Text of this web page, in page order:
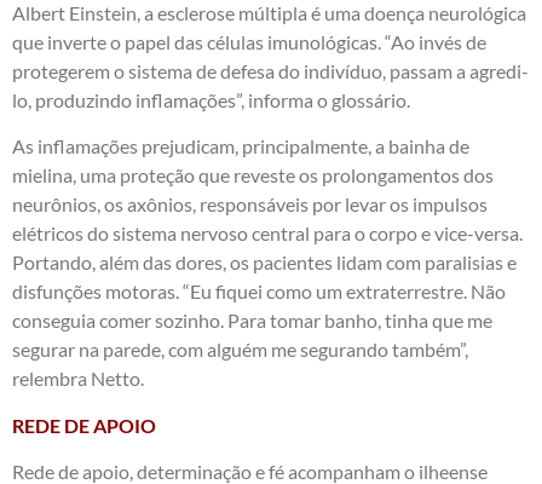
Albert Einstein, a esclerose múltipla é uma doença neurológica
que inverte o papel das células imunológicas. “Ao invés de
protegerem o sistema de defesa do indivíduo, passam a agredi-
lo, produzindo inflamações”, informa o glossário.
As inflamações prejudicam, principalmente, a bainha de
mielina, uma proteção que reveste os prolongamentos dos
neurônios, os axônios, responsáveis por levar os impulsos
elétricos do sistema nervoso central para o corpo e vice-versa.
Portando, além das dores, os pacientes lidam com paralisias e
disfunções motoras. “Eu fiquei como um extraterrestre. Não
conseguia comer sozinho. Para tomar banho, tinha que me
segurar na parede, com alguém me segurando também”,
relembra Netto.
REDE DE APOIO
Rede de apoio, determinação e fé acompanham o ilheense